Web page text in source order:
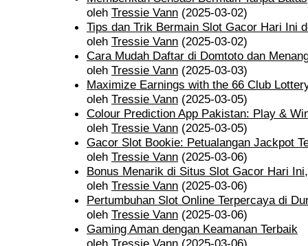
oleh Tressie Vann (2025-03-02)
Tips dan Trik Bermain Slot Gacor Hari Ini
oleh Tressie Vann (2025-03-02)
Cara Mudah Daftar di Domtoto dan
oleh Tressie Vann (2025-03-03)
Maximize Earnings with the 66 Club
oleh Tressie Vann (2025-03-05)
Colour Prediction App Pakistan: Play &
oleh Tressie Vann (2025-03-05)
Gacor Slot Bookie: Petualangan Jackpot
oleh Tressie Vann (2025-03-06)
Bonus Menarik di Situs Slot Gacor Hari
oleh Tressie Vann (2025-03-06)
Pertumbuhan Slot Online Terpercaya di
oleh Tressie Vann (2025-03-06)
Gaming Aman dengan Keamanan Terbaik